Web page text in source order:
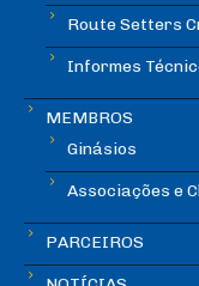
Route Setters
Informes
MEMBROS
Ginásios
Associações e
PARCEIROS